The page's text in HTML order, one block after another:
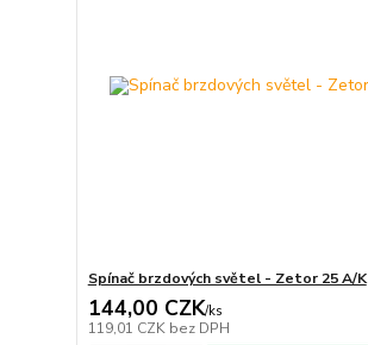
Spínač brzdových světel - Zetor 25 A/K
144,00 CZK/ks
119,01 CZK bez DPH